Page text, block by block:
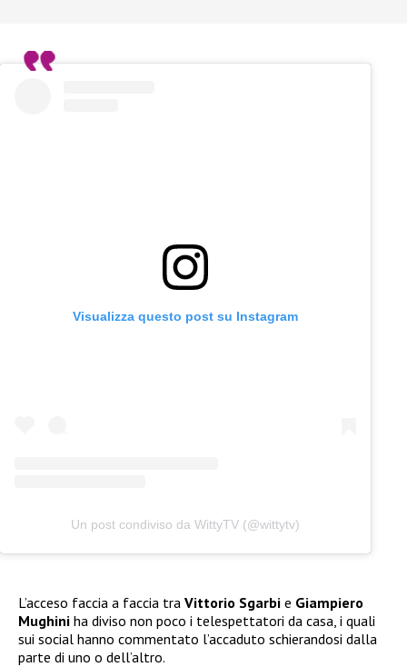
Visualizza questo post su Instagram
Un post condiviso da WittyTV (@wittytv)
L’acceso faccia a faccia tra Vittorio Sgarbi e Giampiero
Mughini ha diviso non poco i telespettatori da casa, i quali
sui social hanno commentato l’accaduto schierandosi dalla
parte di uno o dell’altro.